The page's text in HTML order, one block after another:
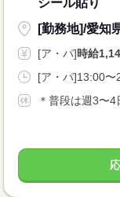
[勤務地]/愛知
[ア・パ]時給
[ア・パ]13:00〜